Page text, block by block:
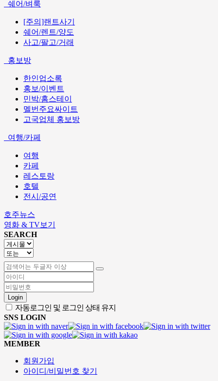
쉐어/벼룩
[주의]랜트사기
쉐어/렌트/양도
사고/팔고/거래
홍보방
한인업소록
홍보/이벤트
민박/홈스테이
멜번주요싸이트
고국업체 홍보방
여행/카페
여행
카페
레스토랑
호텔
전시/공연
호주뉴스
영화 & TV보기
SEARCH
Login
자동로그인 및 로그인 상태 유지
SNS LOGIN
MEMBER
회원가입
아이디/비밀번호 찾기